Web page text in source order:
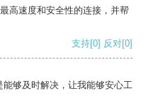
高速度和安全性的连接，并帮
支持[0] 反对[0]
够及时解决，让我能够安心工